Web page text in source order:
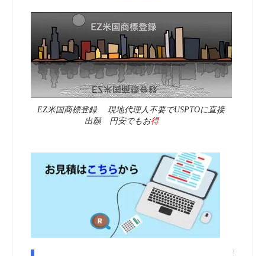
EZ米国商標登録 現地代理人不要でUSPTOに直接
出願 円安でもお得